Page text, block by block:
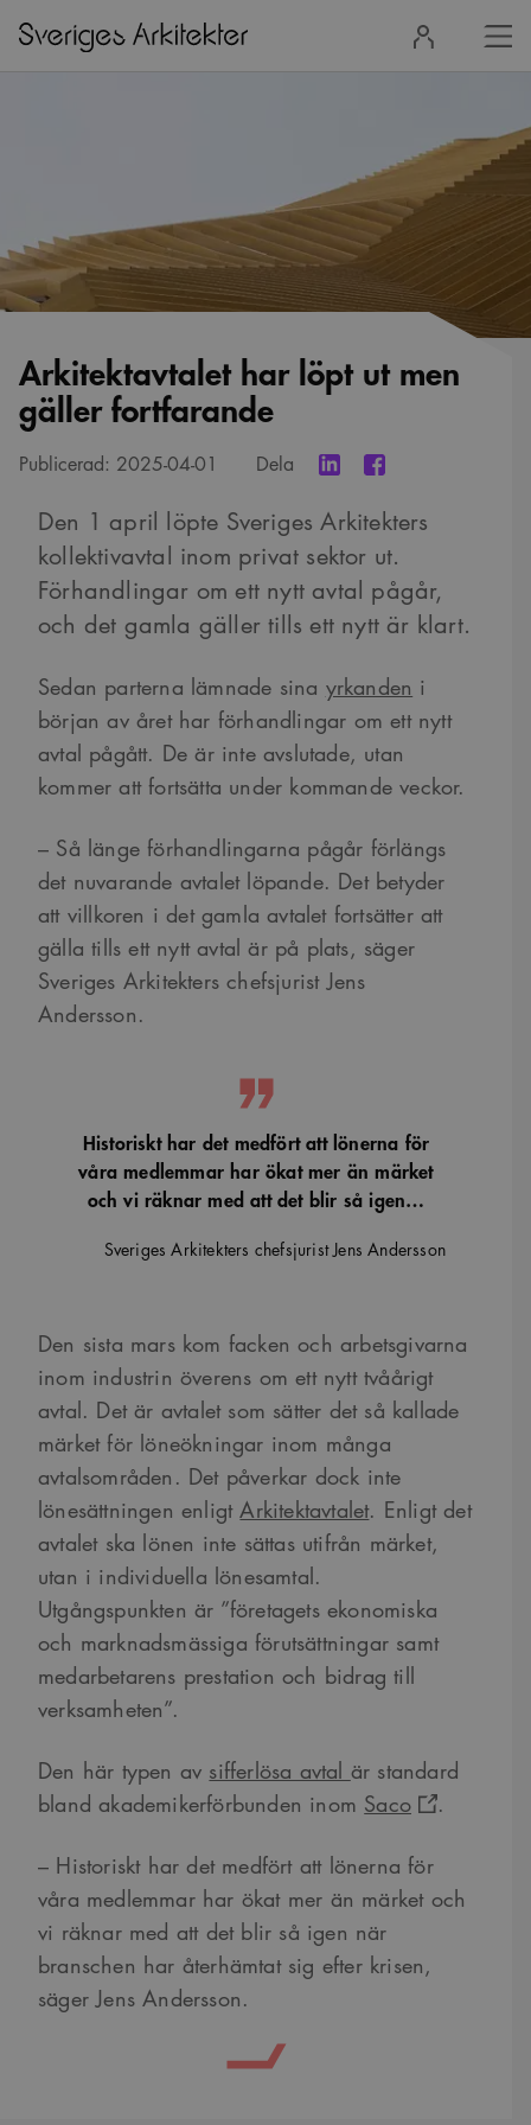
in
Arkitektavtalet har löpt ut men
gäller fortfarande
Publicerad: 2025-04-01 Dela
Den 1 april löpte Sveriges Arkitekters
kollektivavtal inom privat sektor ut.
Förhandlingar om ett nytt avtal pågår,
och det gamla gäller tills ett nytt är klart.
Sedan parterna lämnade sina yrkanden i
början av året har förhandlingar om ett nytt
avtal pågått. De är inte avslutade, utan
kommer att fortsätta under kommande veckor.
– Så länge förhandlingarna pågår förlängs
det nuvarande avtalet löpande. Det betyder
att villkoren i det gamla avtalet fortsätter att
gälla tills ett nytt avtal är på plats, säger
Sveriges Arkitekters chefsjurist Jens
Andersson.
Historiskt har det medfört att lönerna för
våra medlemmar har ökat mer än märket
och vi räknar med att det blir så igen…
Sveriges Arkitekters chefsjurist Jens Andersson
Den sista mars kom facken och arbetsgivarna
inom industrin överens om ett nytt tvåårigt
avtal. Det är avtalet som sätter det så kallade
märket för löneökningar inom många
avtalsområden. Det påverkar dock inte
lönesättningen enligtArkitektavtalet. Enligt det
avtalet ska lönen inte sättas utifrån märket,
utan i individuella lönesamtal.
Utgångspunkten är ”företagets ekonomiska
och marknadsmässiga förutsättningar samt
medarbetarens prestation och bidrag till
verksamheten”.
Den här typen av sifferlösa avtal är standard
bland akademikerförbunden inom Saco .
– Historiskt har det medfört att lönerna för
våra medlemmar har ökat mer än märket och
vi räknar med att det blir så igen när
branschen har återhämtat sig efter krisen,
säger Jens Andersson.